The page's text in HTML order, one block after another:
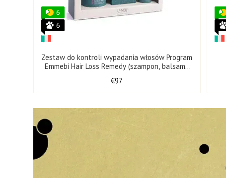
6
6
Zestaw do kontroli wypadania włosów Program
Emmebi Hair Loss Remedy (szampon, balsam i
€97